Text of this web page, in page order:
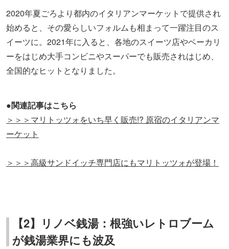
2020年夏ごろより都内のイタリアンマーケットで提供され
始めると、その愛らしいフォルムも相まって一躍注目のス
イーツに。2021年に入ると、各地のスイーツ店やベーカリ
ーをはじめ大手コンビニやスーパーでも販売されはじめ、
全国的なヒットとなりました。
●関連記事はこちら
＞＞＞マリトッツォをいち早く販売!? 原宿のイタリアンマ
ーケット
＞＞＞高級サンドイッチ専門店にもマリトッツォが登場！
【2】リノベ銭湯：根強いレトロブーム
が銭湯業界にも波及